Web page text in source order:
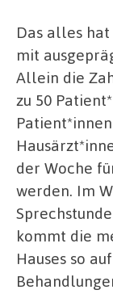
Das alles
mit
Allein die
zu 50
der Woche
werden. Im
kommt die
Hauses so